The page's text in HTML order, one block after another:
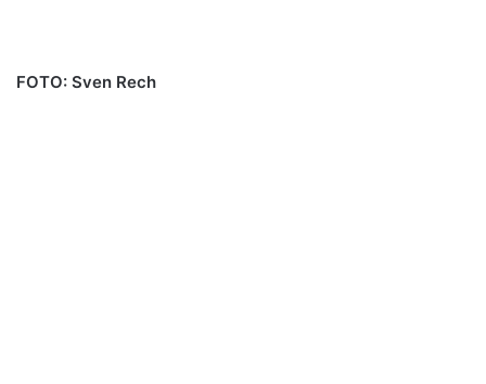
FOTO: Sven Rech